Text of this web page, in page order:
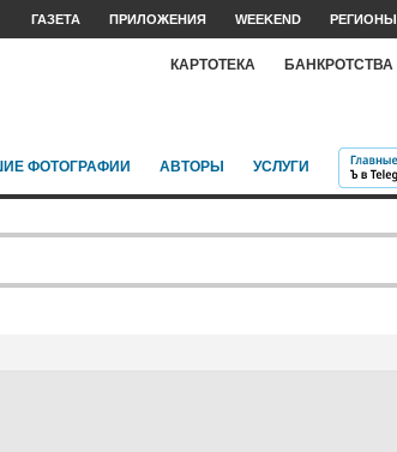
ГАЗЕТА ПРИЛОЖЕНИЯ WEEKEND РЕГИОНЫ
КАРТОТЕКА БАНКРОТСТВА
ФОТОГРАФИИ АВТОРЫ УСЛУГИ